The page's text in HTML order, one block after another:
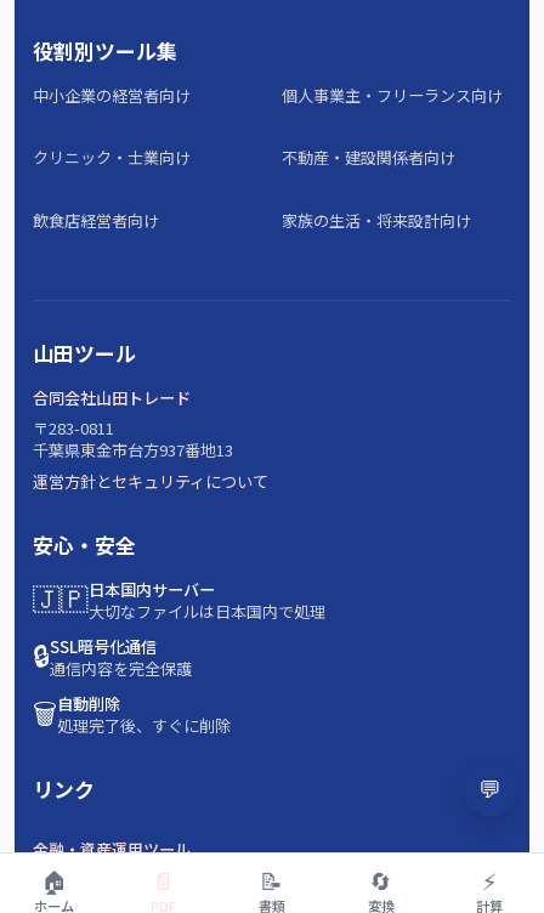
役割別ツール集
中小企業の経営者向け 個人事業主・フリーランス向け
クリニック・士業向け 不動産・建設関係者向け
飲食店経営者向け 家族の生活・将来設計向け
山田ツール
合同会社山田トレード
〒283-0811
千葉県東金市台方937番地13
運営方針とセキュリティについて
安心・安全
🇯🇵日本国内サーバー
大切なファイルは日本国内で処理
🔒SSL暗号化通信
通信内容を完全保護
🗑️自動削除
処理完了後、すぐに削除
リンク
金融・資産運用ツール
🏠
ホーム
📄
PDF
📝
書類
🔄
変換
⚡
計算
💬